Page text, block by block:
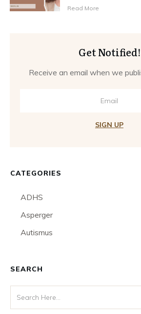
Read More
Get Notified!
Receive an email when we
SIGN UP
CATEGORIES
ADHS
Asperger
Autismus
SEARCH